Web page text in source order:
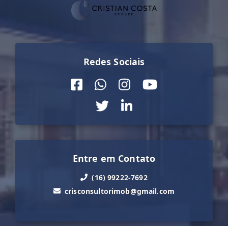
Redes Sociais
Entre em Contato
(16) 99222-7692
crisconsultorimob@gmail.com